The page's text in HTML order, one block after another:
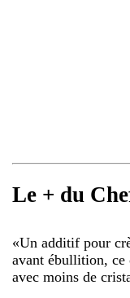
Le + du
«Un additif pour
avant ébullition, ce
avec moins de